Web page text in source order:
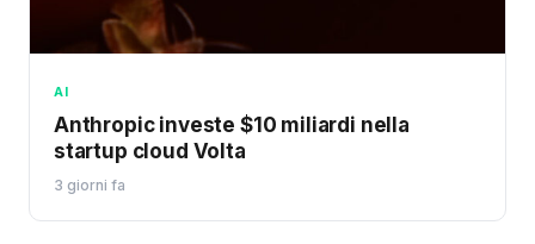
AI
Anthropic investe $10 miliardi nella
startup cloud Volta
3 giorni fa